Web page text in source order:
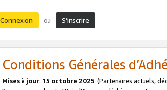
Connexion ou S’inscrire
Conditions Générales
Mises à jour: 15 octobre 2025 (Partenaires actuels,